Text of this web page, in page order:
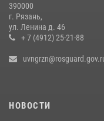
Рязанским
28 июля 2026, 09:22
390000
г. Рязань,
ул. Ленина д. 46
+ 7 (4912) 25-21-88
НОВОСТИ